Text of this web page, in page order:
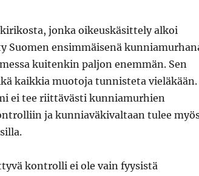
jonka oikeuskäsittely alkoi
Suomen ensimmäisenä
kuitenkin paljon enemmän. Sen
kaikkia muotoja tunnisteta vieläkään.
ei tee riittävästi kunniamurhien
ja kunniaväkivaltaan tulee
kontrolli ei ole vain fyysistä